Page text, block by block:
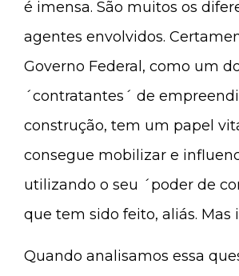
é imensa. São muitos os
agentes envolvidos.
Governo Federal, como um
´contratantes´ de
construção, tem um papel
consegue mobilizar e
utilizando o seu ´poder de
que tem sido feito, aliás. Mas
Quando analisamos essa